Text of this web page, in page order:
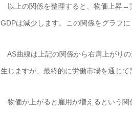
以上の関係を整理すると、物価上昇→
GDPは減少します。この関係をグラフに
AS曲線は上記の関係から右肩上がり
生じますが、最終的に労働市場を通じ
物価が上がると雇用が増えるという関